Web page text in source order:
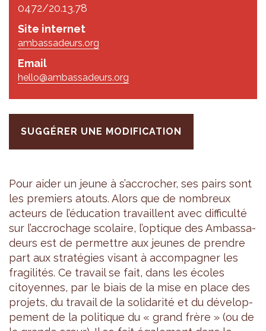
0472/20.13.78
Site internet
ambassadeurs.org
Email
hello@ambassadeurs.org
SUGGÉRER UNE MODIFICATION
Pour aider un jeune à s’ac­cro­cher, ses pairs sont
les pre­miers atouts. Alors que de nom­breux
acteurs de l’édu­ca­tion tra­vaillent avec dif­fi­culté
sur l’ac­cro­chage sco­laire, l’op­tique des Ambas­sa­
deurs est de per­mettre aux jeunes de prendre
part aux stra­té­gies visant à accom­pa­gner les
fra­gi­li­tés. Ce tra­vail se fait, dans les écoles
citoyennes, par le biais de la mise en place des
pro­jets, du tra­vail de la soli­da­rité et du déve­lop­
pe­ment de la poli­tique du « grand frère » (ou de